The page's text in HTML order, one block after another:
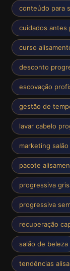
conteúdo para
cuidados antes
curso
desconto
escovação
gestão de
lavar cabelo
marketing
pacote
progressiva
progressiva
recuperação
salão de beleza
tendências